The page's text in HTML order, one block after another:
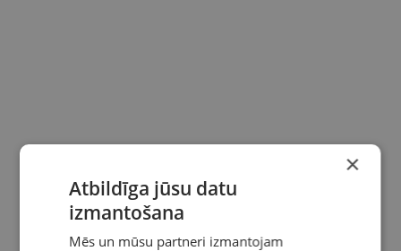
×
Atbildīga jūsu datu
izmantošana
Mēs un mūsu partneri izmantojam